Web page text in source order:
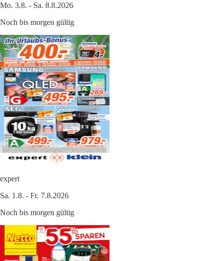
Mo. 3.8. - Sa. 8.8.2026
Noch bis morgen gültig
expert
Sa. 1.8. - Fr. 7.8.2026
Noch bis morgen gültig